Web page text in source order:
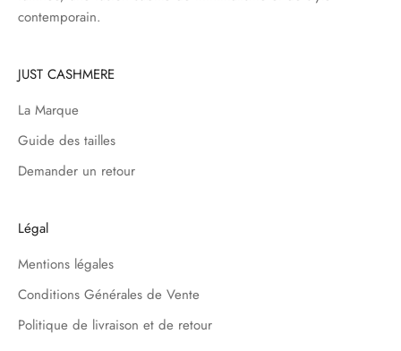
contemporain.
JUST CASHMERE
La Marque
Guide des tailles
Demander un retour
Légal
Mentions légales
Conditions Générales de Vente
Politique de livraison et de retour